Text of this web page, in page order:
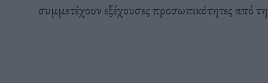
συμμετέχουν εξέχουσες προσωπικότητες από